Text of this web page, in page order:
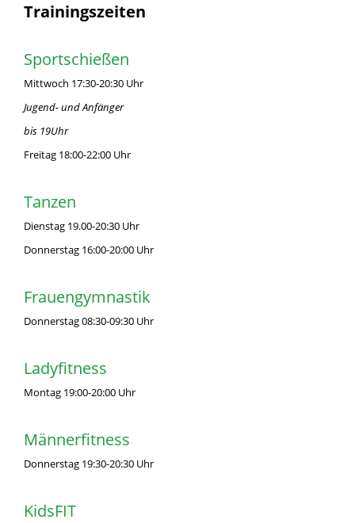
Trainingszeiten
Sportschießen
Mittwoch 17:30-20:30 Uhr
Jugend- und Anfänger
bis 19Uhr
Freitag 18:00-22:00 Uhr
Tanzen
Dienstag 19.00-20:30 Uhr
Donnerstag 16:00-20:00 Uhr
Frauengymnastik
Donnerstag 08:30-09:30 Uhr
Ladyfitness
Montag 19:00-20:00 Uhr
Männerfitness
Donnerstag 19:30-20:30 Uhr
KidsFIT